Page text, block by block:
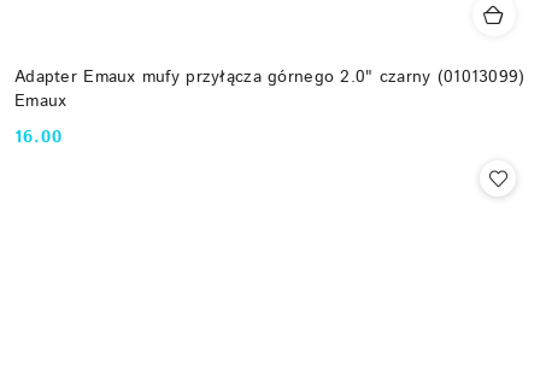
Adapter Emaux mufy przyłącza górnego 2.0" czarny (01013099)
Emaux
Cena:
16.00